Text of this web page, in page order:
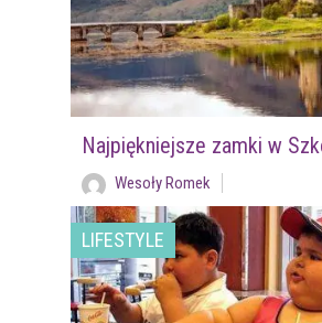
Najpiękniejsze zamki w
Wesoły Romek
LIFESTYLE